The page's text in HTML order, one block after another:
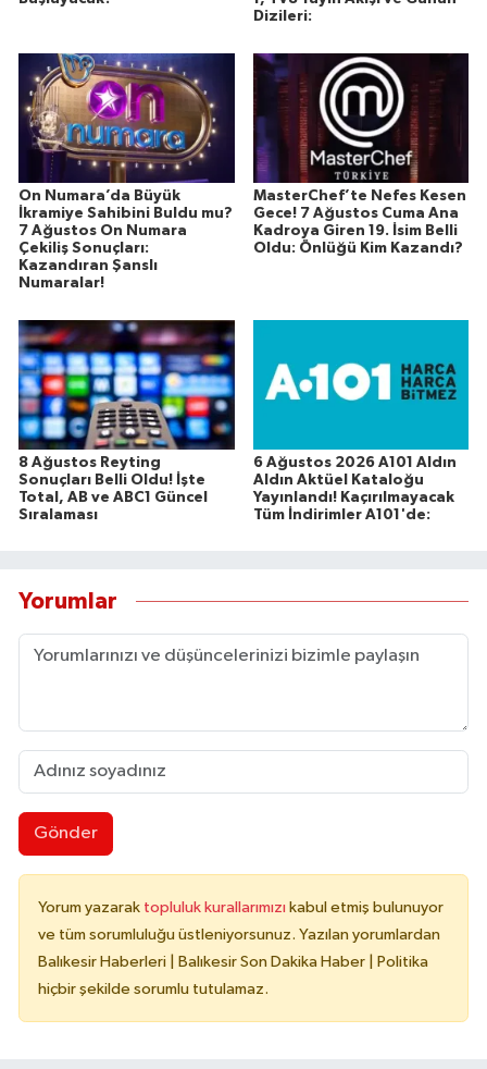
Dizileri:
On Numara’da Büyük
İkramiye Sahibini Buldu mu?
7 Ağustos On Numara
Çekiliş Sonuçları:
Kazandıran Şanslı
Numaralar!
MasterChef’te Nefes Kesen
Gece! 7 Ağustos Cuma Ana
Kadroya Giren 19. İsim Belli
Oldu: Önlüğü Kim Kazandı?
8 Ağustos Reyting
Sonuçları Belli Oldu! İşte
Total, AB ve ABC1 Güncel
Sıralaması
6 Ağustos 2026 A101 Aldın
Aldın Aktüel Kataloğu
Yayınlandı! Kaçırılmayacak
Tüm İndirimler A101'de:
Yorumlar
Gönder
Yorum yazarak topluluk kurallarımızı kabul etmiş bulunuyor
ve tüm sorumluluğu üstleniyorsunuz. Yazılan yorumlardan
Balıkesir Haberleri | Balıkesir Son Dakika Haber | Politika
hiçbir şekilde sorumlu tutulamaz.